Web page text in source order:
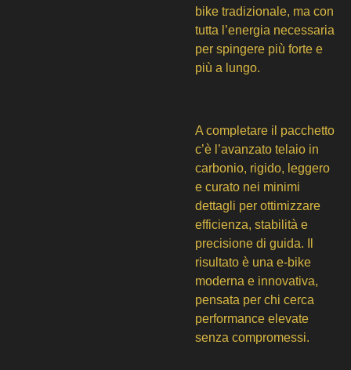
bike tradizionale, ma con
tutta l’energia necessaria
per spingere più forte e
più a lungo.
A completare il pacchetto
c’è l’avanzato telaio in
carbonio, rigido, leggero
e curato nei minimi
dettagli per ottimizzare
efficienza, stabilità e
precisione di guida. Il
risultato è una e-bike
moderna e innovativa,
pensata per chi cerca
performance elevate
senza compromessi.